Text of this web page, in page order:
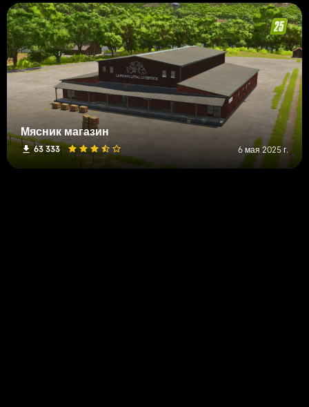
Мясник магазин
63 333 6 мая 2025 г.